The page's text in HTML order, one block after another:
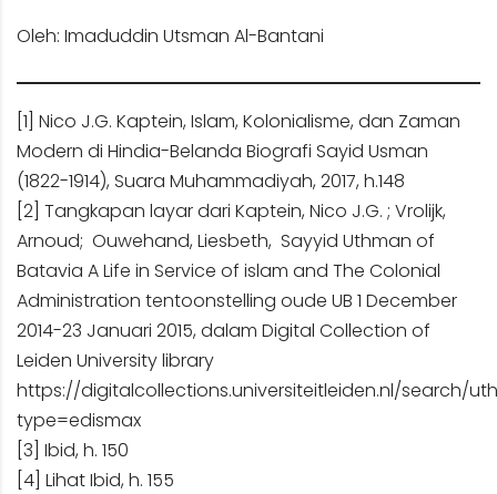
Oleh: Imaduddin Utsman Al-Bantani
[1] Nico J.G. Kaptein, Islam, Kolonialisme, dan Zaman
Modern di Hindia-Belanda Biografi Sayid Usman
(1822-1914), Suara Muhammadiyah, 2017, h.148
[2] Tangkapan layar dari Kaptein, Nico J.G. ; Vrolijk,
Arnoud; Ouwehand, Liesbeth, Sayyid Uthman of
Batavia A Life in Service of islam and The Colonial
Administration tentoonstelling oude UB 1 December
2014-23 Januari 2015, dalam Digital Collection of
Leiden University library
https://digitalcollections.universiteitleiden.nl/search/
type=edismax
[3] Ibid, h. 150
[4] Lihat Ibid, h. 155